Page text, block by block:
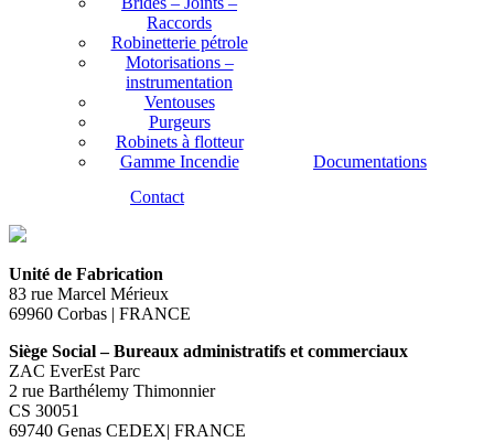
Raccords
Robinetterie pétrole
Motorisations –
instrumentation
Ventouses
Purgeurs
Robinets à flotteur
Gamme Incendie
Documentations
Contact
Unité de Fabrication
83 rue Marcel Mérieux
69960 Corbas | FRANCE
Siège Social – Bureaux administratifs et commerciaux
ZAC EverEst Parc
2 rue Barthélemy Thimonnier
CS 30051
69740 Genas CEDEX| FRANCE